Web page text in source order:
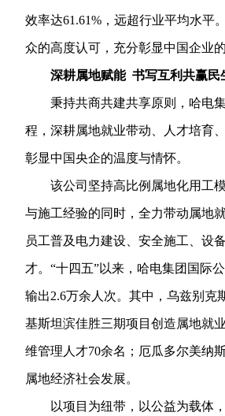
效率达61.61%，远超行业平均水平
众的高度认可，充分彰显中国企业
深耕属地赋能 书写互利共赢民
秉持共商共建共享原则，哈电
程，深耕属地就业带动、人才培育
彰显中国央企的温度与情怀。
该公司坚持高比例属地化用工
与施工经验的同时，全力带动属地
员工普及电力建设、安全施工、设
才。“十四五”以来，哈电集团国际
输出2.6万余人次。其中，乌兹别克
基斯坦滨佳胜三期项目创造属地就
维管理人才70余名；厄瓜多尔美纳
属地经济社会发展。
以项目为纽带，以公益为载体